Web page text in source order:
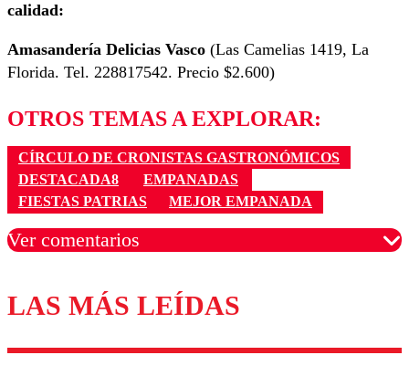
calidad:
Amasandería Delicias Vasco (Las Camelias 1419, La
Florida. Tel. 228817542. Precio $2.600)
OTROS TEMAS A EXPLORAR:
CÍRCULO DE CRONISTAS GASTRONÓMICOS
DESTACADA8
EMPANADAS
FIESTAS PATRIAS
MEJOR EMPANADA
Ver comentarios
Los comentarios son moderados para garantizar un
diálogo respetuoso.
Nombre
LAS MÁS LEÍDAS